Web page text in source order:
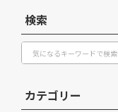
検索
カテゴリー